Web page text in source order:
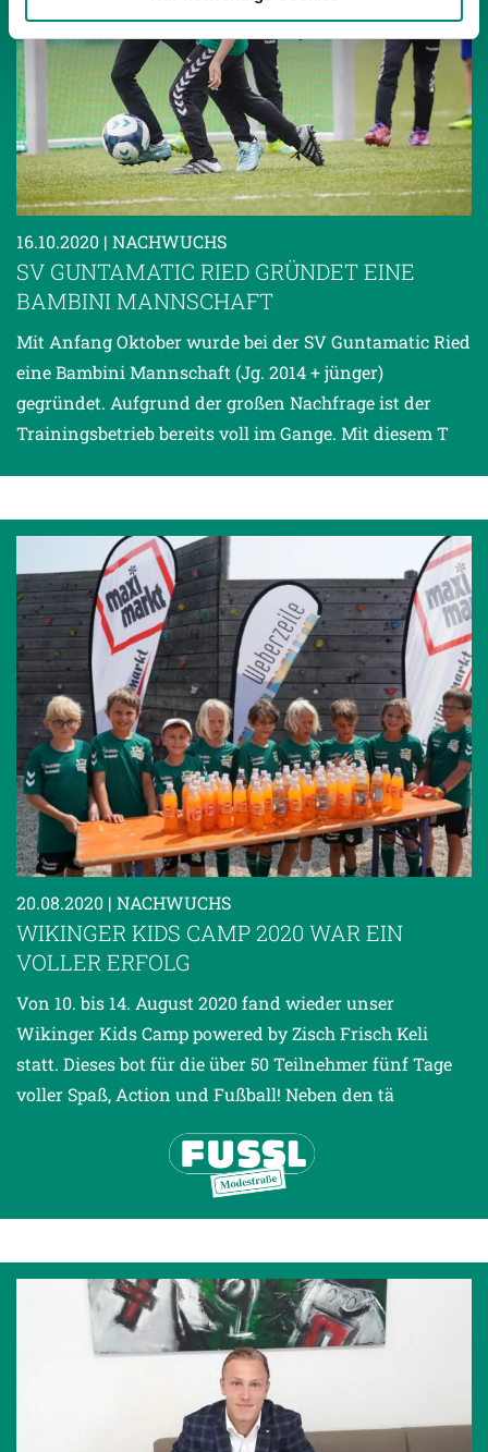
gesammelt haben.
Weitere Details, insbesondere zu Speicherdauer und
Empfänger entnehmen Sie unserer
Datenschutzerklärung.
16.10.2020 | NACHWUCHS
SV GUNTAMATIC RIED GRÜNDET EINE
BAMBINI MANNSCHAFT
Mit Anfang Oktober wurde bei der SV Guntamatic Ried
eine Bambini Mannschaft (Jg. 2014 + jünger)
gegründet. Aufgrund der großen Nachfrage ist der
Trainingsbetrieb bereits voll im Gange. Mit diesem T
20.08.2020 | NACHWUCHS
WIKINGER KIDS CAMP 2020 WAR EIN
VOLLER ERFOLG
Von 10. bis 14. August 2020 fand wieder unser
Wikinger Kids Camp powered by Zisch Frisch Keli
statt. Dieses bot für die über 50 Teilnehmer fünf Tage
voller Spaß, Action und Fußball! Neben den tä